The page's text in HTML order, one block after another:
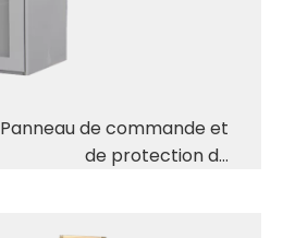
Panneau de commande et
de protection du